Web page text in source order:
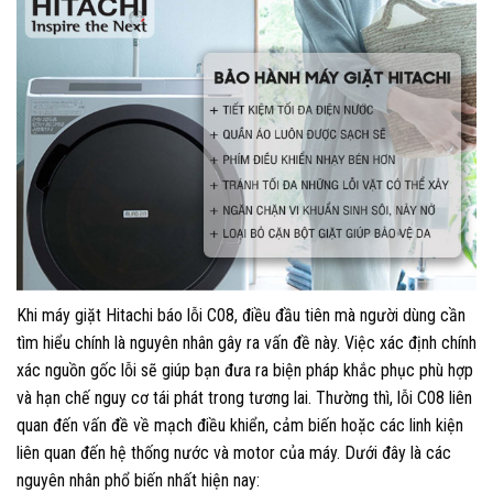
Khi máy giặt Hitachi báo lỗi C08, điều đầu tiên mà người dùng cần
tìm hiểu chính là nguyên nhân gây ra vấn đề này. Việc xác định chính
xác nguồn gốc lỗi sẽ giúp bạn đưa ra biện pháp khắc phục phù hợp
và hạn chế nguy cơ tái phát trong tương lai. Thường thì, lỗi C08 liên
quan đến vấn đề về mạch điều khiển, cảm biến hoặc các linh kiện
liên quan đến hệ thống nước và motor của máy. Dưới đây là các
nguyên nhân phổ biến nhất hiện nay: